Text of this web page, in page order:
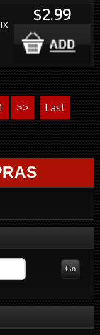
$2.99
>> Last